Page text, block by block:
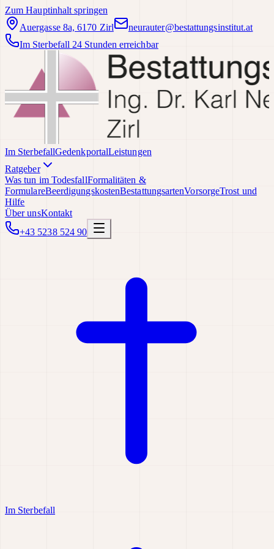
Zum Hauptinhalt springen
Auergasse 8a, 6170 Zirl
neurauter@bestattungsinstitut.at
Im Sterbefall 24 Stunden erreichbar
Im SterbefallGedenkportalLeistungen
Ratgeber
Was tun im TodesfallFormalitäten &
FormulareBeerdigungskostenBestattungsartenVorsorgeTrost und
Hilfe
Über unsKontakt
+43 5238 524 90
Im Sterbefall